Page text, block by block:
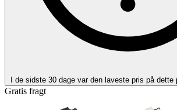
I de sidste 30 dage var den laveste pris på dette
Gratis fragt